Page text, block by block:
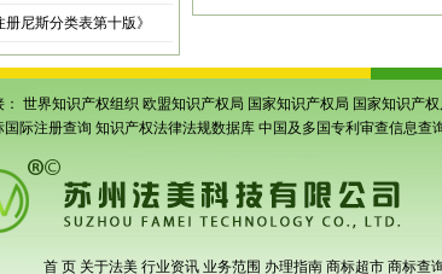
册尼斯分类表第十版》
世界知识产权组织 欧盟知识产权局 国家知识产权局 国家知识产
国际注册查询 知识产权法律法规数据库 中国及多国专利审查信息查
首 页 关于法美 行业资讯 业务范围 办理指南 商标超市 商标查